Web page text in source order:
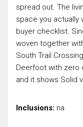
spread out. The
space you actually
buyer checklist.
woven together
South Trail
Deerfoot with zero
and it shows.Solid
Inclusions: na